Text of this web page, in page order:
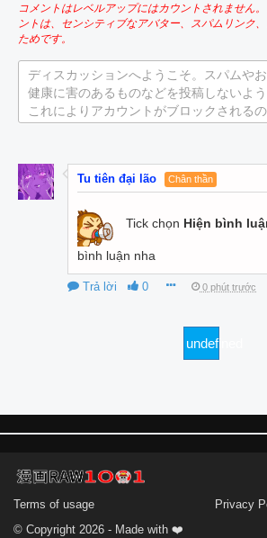
コメントはレベルアップにはカウントされません
ントは、センシティブなアバター、スパムリンク
ためです。
ディスカッションへようこそ。スパムやお
健康に害のあるものなどを投稿しないよう
これによりアカウントがブロックされる
きます。
Tu tiên đại lão Chân thần
Tick chọn Hiện bình
bình luận nha
Trả lời 0 0 phút trước
undefined
Terms of usage
Privacy
© Copyright 2026 - Made with ❤️